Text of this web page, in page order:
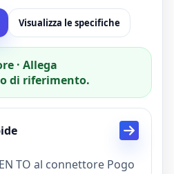
Visualizza le specifiche
· Allega
di riferimento.
TO al connettore Pogo